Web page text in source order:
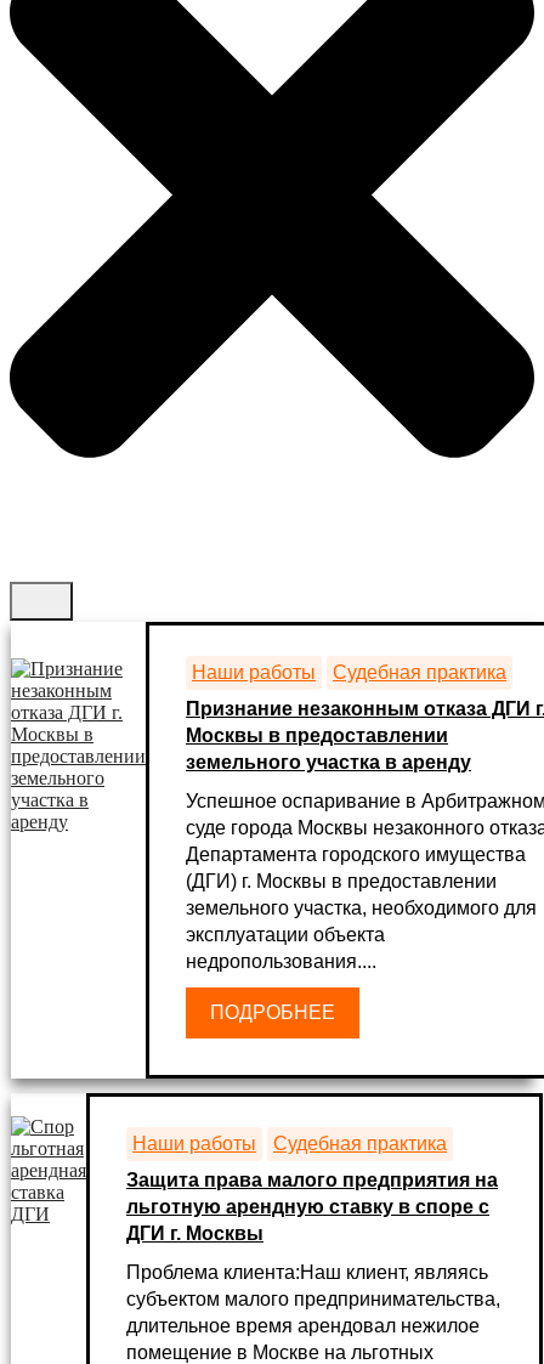
Наши работы
Судебная практика
Признание незаконным отказа ДГИ
Москвы в предоставлении
земельного участка в аренду
Успешное оспаривание в
суде города Москвы незаконного
Департамента городского имущества
(ДГИ) г. Москвы в предоставлении
земельного участка, необходимого для
эксплуатации объекта
недропользования....
ПОДРОБНЕЕ
Наши работы
Судебная практика
Защита права малого предприятия на
льготную арендную ставку в споре с
ДГИ г. Москвы
Проблема клиента:Наш клиент, являясь
субъектом малого предпринимательства,
длительное время арендовал нежилое
помещение в Москве на льготных